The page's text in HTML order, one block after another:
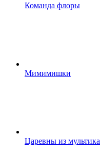
Команда флоры
Мимимишки
Царевны из мультика